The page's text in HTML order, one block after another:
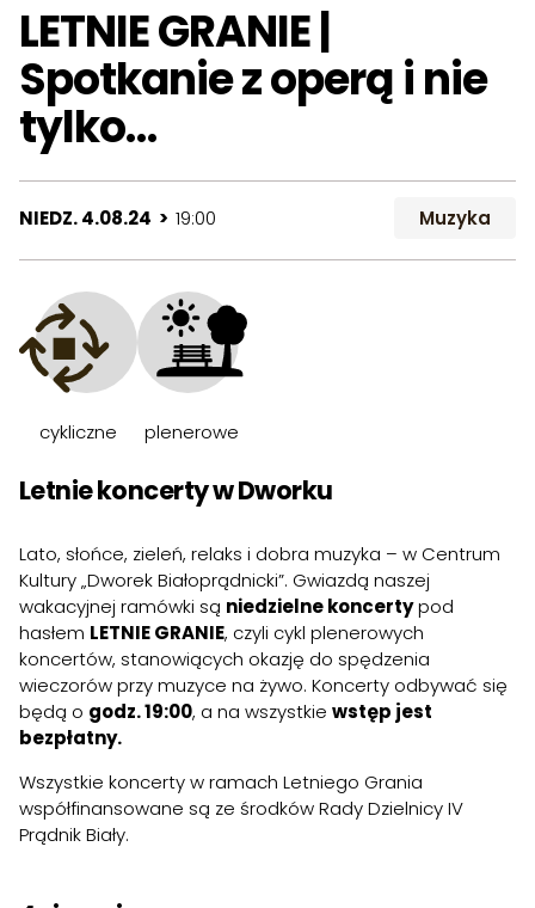
LETNIE GRANIE |
Spotkanie z operą i nie
tylko…
NIEDZ. 4.08.24 > 19:00 Muzyka
cykliczne plenerowe
Letnie koncerty w Dworku
Lato, słońce, zieleń, relaks i dobra muzyka – w Centrum
Kultury „Dworek Białoprądnicki”. Gwiazdą naszej
wakacyjnej ramówki są niedzielne koncertypod
hasłem LETNIE GRANIE, czyli cykl plenerowych
koncertów, stanowiących okazję do spędzenia
wieczorów przy muzyce na żywo. Koncerty odbywać się
będą o godz. 19:00, a na wszystkie wstęp jest
bezpłatny.
Wszystkie koncerty w ramach Letniego Grania
współfinansowane są ze środków Rady Dzielnicy IV
Prądnik Biały.